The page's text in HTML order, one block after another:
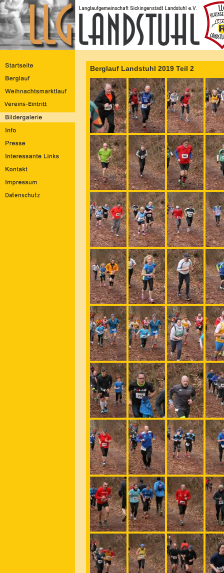
Berglauf Landstuhl 2019 Teil 2